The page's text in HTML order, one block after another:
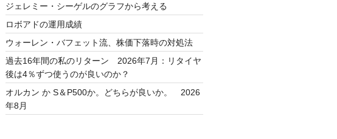
ジェレミー・シーゲルのグラフから考える
ロボアドの運用成績
ウォーレン・バフェット流、株価下落時の対処法
過去16年間の私のリターン 2026年7月：リタイヤ
後は4％ずつ使うのが良いのか？
オルカン か S＆P500か。どちらが良いか。 2026
年8月